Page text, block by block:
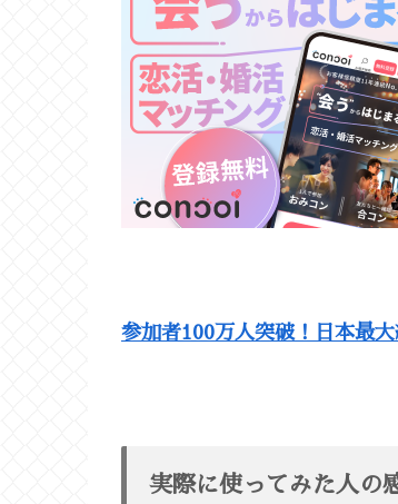
参加者100万人突破！日本最
実際に使ってみた人の